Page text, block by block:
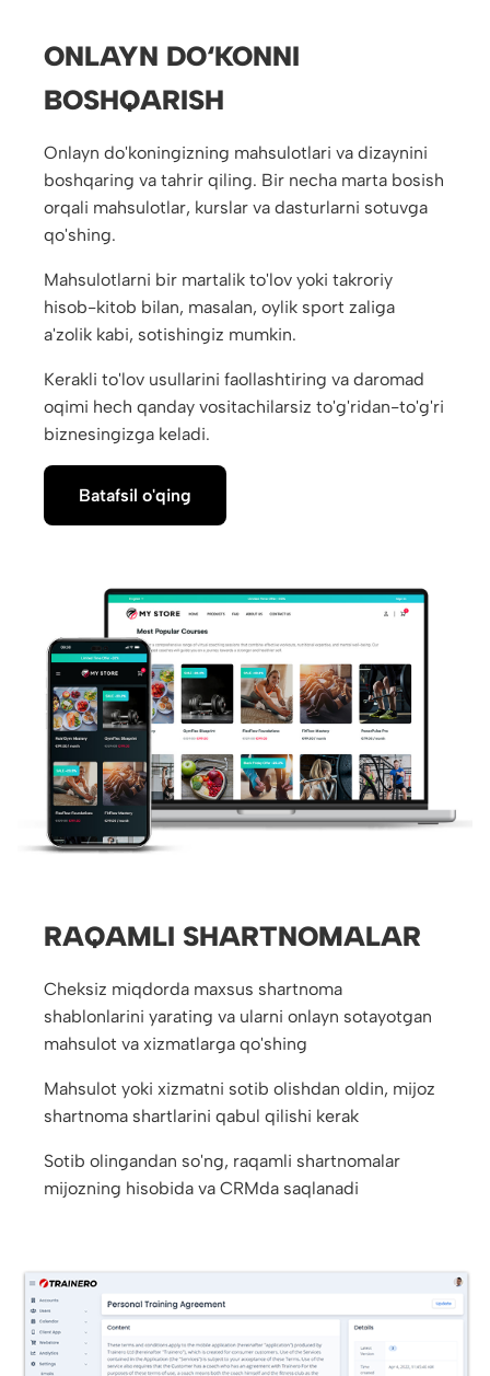
ONLAYN DO‘KONNI
BOSHQARISH
Onlayn do'koningizning mahsulotlari va dizaynini
boshqaring va tahrir qiling. Bir necha marta bosish
orqali mahsulotlar, kurslar va dasturlarni sotuvga
qo'shing.
Mahsulotlarni bir martalik to'lov yoki takroriy
hisob-kitob bilan, masalan, oylik sport zaliga
a'zolik kabi, sotishingiz mumkin.
Kerakli to'lov usullarini faollashtiring va daromad
oqimi hech qanday vositachilarsiz to'g'ridan-to'g'ri
biznesingizga keladi.
Batafsil o'qing
RAQAMLI SHARTNOMALAR
Cheksiz miqdorda maxsus shartnoma
shablonlarini yarating va ularni onlayn sotayotgan
mahsulot va xizmatlarga qo'shing
Mahsulot yoki xizmatni sotib olishdan oldin, mijoz
shartnoma shartlarini qabul qilishi kerak
Sotib olingandan so'ng, raqamli shartnomalar
mijozning hisobida va CRMda saqlanadi